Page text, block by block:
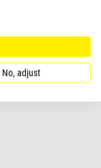
систему
No, adjust